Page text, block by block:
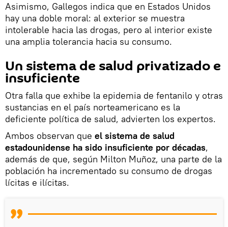
Asimismo, Gallegos indica que en Estados Unidos
hay una doble moral: al exterior se muestra
intolerable hacia las drogas, pero al interior existe
una amplia tolerancia hacia su consumo.
Un sistema de salud privatizado e
insuficiente
Otra falla que exhibe la epidemia de fentanilo y otras
sustancias en el país norteamericano es la
deficiente política de salud, advierten los expertos.
Ambos observan que el sistema de salud
estadounidense ha sido insuficiente por décadas,
además de que, según Milton Muñoz, una parte de la
población ha incrementado su consumo de drogas
lícitas e ilícitas.